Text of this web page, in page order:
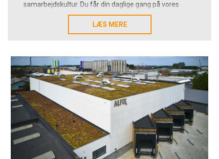
samarbejdskultur. Du får din daglige gang på vores
fabrik i Kolding, hvor du som produktionschef får
ansvaret for at lede og koordinere produktionen, med
fokus på at optimere produktiviteten og nå de
I denne rolle kommer du til at sikre en effektiv drift ved
at motivere produktionsmedarbejderne, opretholde
høje kvalitetsstandarder og optimere processerne, så
omkostninger, tid og ressourcer anvendes bedst muligt.
Læs jobopslaget og søg stillingen fra dette link:
Alfix - Produktionschef, nyoprettet stilling
Alfix samarbejder med GML-HR om denne rekruttering.
Du er velkommen til at kontakte Seniorkonsulent hos
GML-HR Janne Nissen på 2494 8800 for at høre mere
LÆS MERE
LÆS MERE